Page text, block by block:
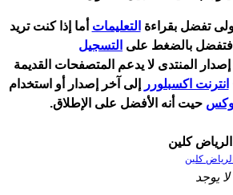
تفضل بقراءة التعليمات ما إذا كنت تريد
فتفضل بالضغط على التسجيل
إصدار المنتدى لا يدعم المتصفحات القديمة
انترنت اكسبلورر إلى آخر إصدار أو استخدام
حيت نه الأفضل على الإطلاق.
كلين
كلين
لا يوجد